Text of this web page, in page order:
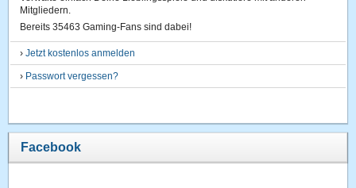
Mitgliedern.
Bereits 35463 Gaming-Fans sind dabei!
›Jetzt kostenlos anmelden
› Passwort vergessen?
Facebook